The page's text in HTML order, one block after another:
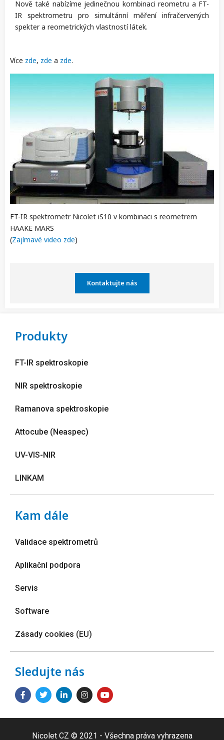
Nově také nabízíme jedinečnou kombinaci reometru a FT-
IR spektrometru pro simultánní měření infračervených
spekter a reometrických vlastností látek.
Více zde, zde a zde.
FT-IR spektrometr Nicolet iS10 v kombinaci s reometrem
HAAKE MARS
(Zajímavé video zde)
Kontaktujte nás
Produkty
FT-IR spektroskopie
NIR spektroskopie
Ramanova spektroskopie
Attocube (Neaspec)
UV-VIS-NIR
LINKAM
Kam dále
Validace spektrometrů
Aplikační podpora
Servis
Software
Zásady cookies (EU)
Sledujte nás
Nicolet CZ © 2021 - Všechna práva vyhrazena